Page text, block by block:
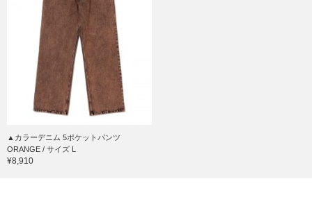
▲カラーデニム 5ポケットパンツ
ORANGE / サイズ L
¥8,910